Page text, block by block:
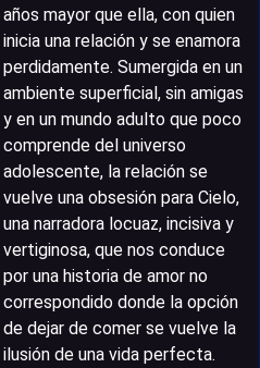
años mayor que ella, con quien
inicia una relación y se enamora
perdidamente. Sumergida en un
ambiente superficial, sin amigas
y en un mundo adulto que poco
comprende del universo
adolescente, la relación se
vuelve una obsesión para Cielo,
una narradora locuaz, incisiva y
vertiginosa, que nos conduce
por una historia de amor no
correspondido donde la opción
de dejar de comer se vuelve la
ilusión de una vida perfecta.